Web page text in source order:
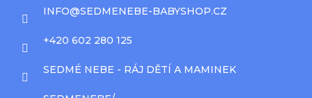
INFO@SEDMENEBE-BABYSHOP.CZ
+420 602 280 125
SEDMÉ NEBE - RÁJ DĚTÍ A MAMINEK